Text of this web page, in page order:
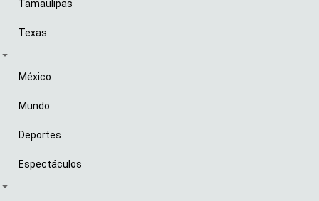
Tamaulipas
Texas
México
Mundo
Deportes
Espectáculos